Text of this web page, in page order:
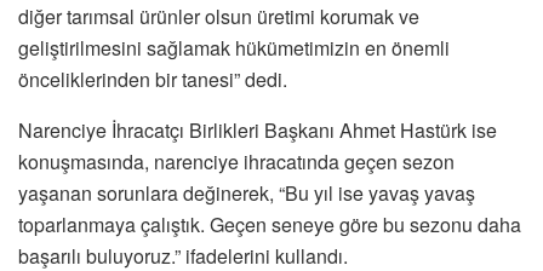
diğer tarımsal ürünler olsun üretimi korumak ve
geliştirilmesini sağlamak hükümetimizin en önemli
önceliklerinden bir tanesi” dedi.
Narenciye İhracatçı Birlikleri Başkanı Ahmet Hastürk ise
konuşmasında, narenciye ihracatında geçen sezon
yaşanan sorunlara değinerek, “Bu yıl ise yavaş yavaş
toparlanmaya çalıştık. Geçen seneye göre bu sezonu daha
başarılı buluyoruz.” ifadelerini kullandı.